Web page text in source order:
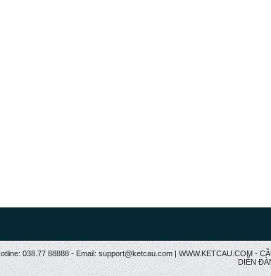
038.77 88888 - Email: support@ketcau.com | WWW.KETCAU.COM -
DIỄN